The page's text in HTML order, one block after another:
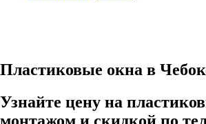
Пластиковые окна в
Узнайте цену на